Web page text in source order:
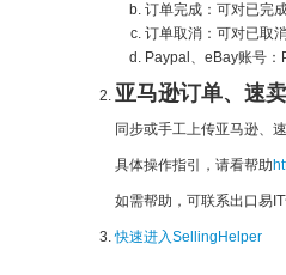
订单完成：可对已完
订单取消：可对已取
Paypal、eBay账号
亚马逊订单、速
同步或手工上传亚马逊、
具体操作指引，请看帮助
如需帮助，可联系出口易
快速进入SellingHelper